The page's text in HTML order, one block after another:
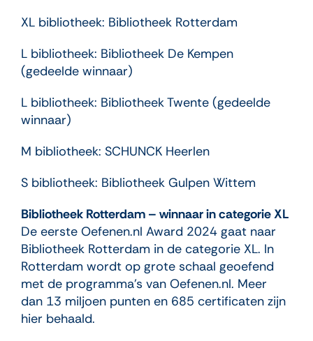
XL bibliotheek: Bibliotheek Rotterdam
L bibliotheek: Bibliotheek De Kempen
(gedeelde winnaar)
L bibliotheek: Bibliotheek Twente (gedeelde
winnaar)
M bibliotheek: SCHUNCK Heerlen
S bibliotheek: Bibliotheek Gulpen Wittem
Bibliotheek Rotterdam – winnaar in categorie XL
De eerste Oefenen.nl Award 2024 gaat naar
Bibliotheek Rotterdam in de categorie XL. In
Rotterdam wordt op grote schaal geoefend
met de programma’s van Oefenen.nl. Meer
dan 13 miljoen punten en 685 certificaten zijn
hier behaald.